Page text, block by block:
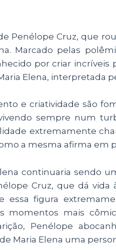
Penélope Cruz, que
Marcado pelas
por criar incríveis
Elena, interpretada
e criatividade são
sempre num
extremamente
a mesma afirma em
continuaria sendo
Cruz, que dá vida
essa figura
momentos mais
Penélope
Maria Elena uma